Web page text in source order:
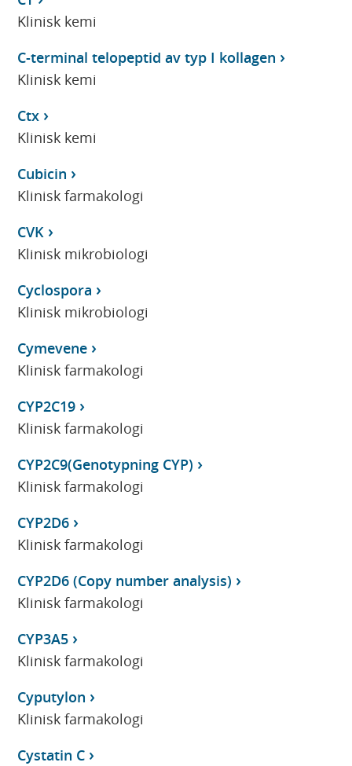
Klinisk kemi
C-terminal telopeptid av typ I kollagen
Klinisk kemi
Ctx
Klinisk kemi
Cubicin
Klinisk farmakologi
CVK
Klinisk mikrobiologi
Cyclospora
Klinisk mikrobiologi
Cymevene
Klinisk farmakologi
CYP2C19
Klinisk farmakologi
CYP2C9(Genotypning CYP)
Klinisk farmakologi
CYP2D6
Klinisk farmakologi
CYP2D6 (Copy number analysis)
Klinisk farmakologi
CYP3A5
Klinisk farmakologi
Cyputylon
Klinisk farmakologi
Cystatin C